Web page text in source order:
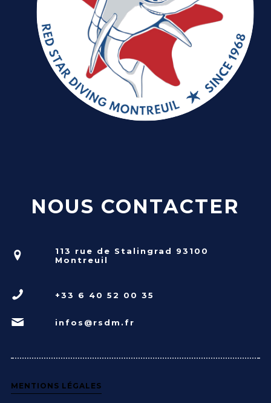
NOUS CONTACTER
113 rue de Stalingrad 93100
Montreuil
+33 6 40 52 00 35
infos@rsdm.fr
MENTIONS LÉGALES